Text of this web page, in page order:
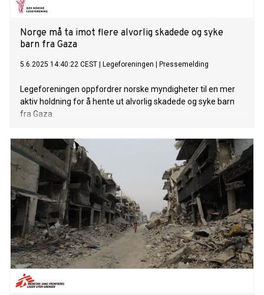
Norge må ta imot flere alvorlig skadede og syke
barn fra Gaza
5.6.2025 14:40:22 CEST Legeforeningen Pressemelding
Legeforeningen oppfordrer norske myndigheter til en mer
aktiv holdning for å hente ut alvorlig skadede og syke barn
fra Gaza.